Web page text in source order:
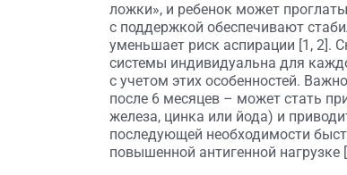
ложки», и ребенок может
с поддержкой обеспечивают
уменьшает риск аспирации [1, 2].
системы индивидуальна для
с учетом этих особенностей.
после 6 месяцев – может стать
железа, цинка или йода) и
последующей необходимости
повышенной антигенной нагрузке